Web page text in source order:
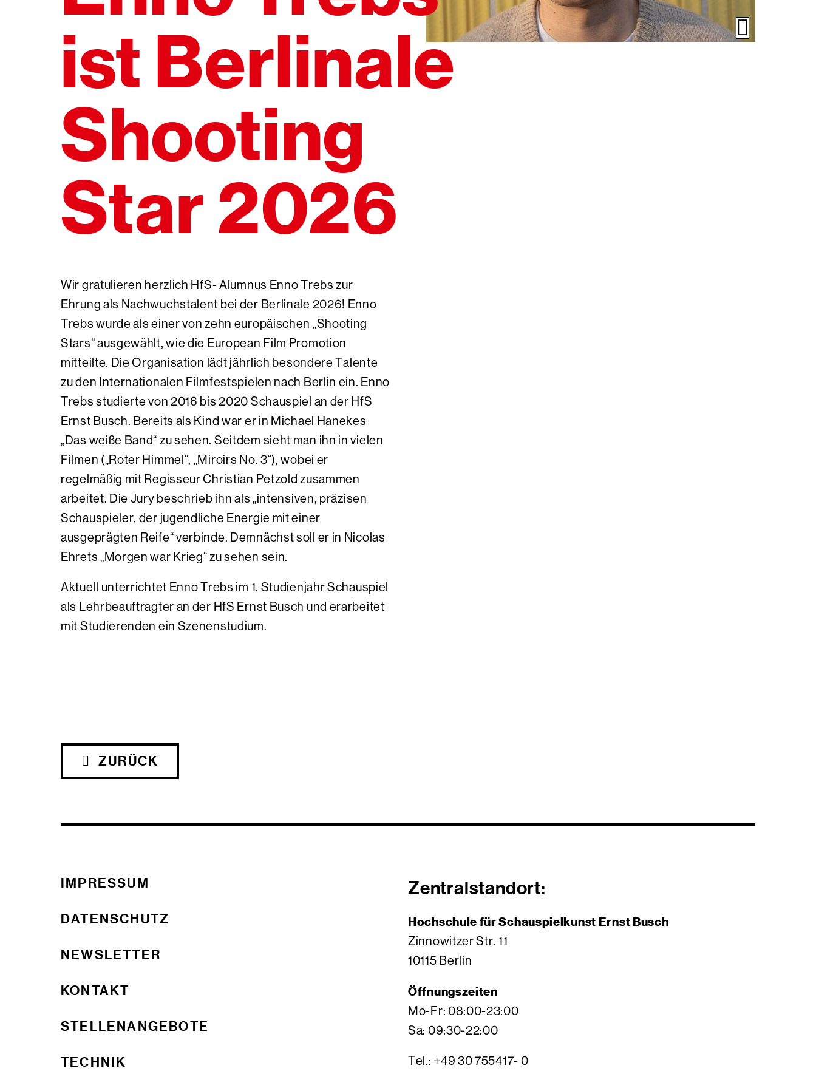
ist Berlinale
Shooting
Star 2026
Wir gratulieren herzlich HfS- Alumnus Enno Trebs zur
Ehrung als Nachwuchstalent bei der Berlinale 2026! Enno
Trebs wurde als einer von zehn europäischen „Shooting
Stars“ ausgewählt, wie die European Film Promotion
mitteilte. Die Organisation lädt jährlich besondere Talente
zu den Internationalen Filmfestspielen nach Berlin ein. Enno
Trebs studierte von 2016 bis 2020 Schauspiel an der HfS
Ernst Busch. Bereits als Kind war er in Michael Hanekes
„Das weiße Band“ zu sehen. Seitdem sieht man ihn in vielen
Filmen („Roter Himmel“, „Miroirs No. 3“), wobei er
regelmäßig mit Regisseur Christian Petzold zusammen
arbeitet. Die Jury beschrieb ihn als „intensiven, präzisen
Schauspieler, der jugendliche Energie mit einer
ausgeprägten Reife“ verbinde. Demnächst soll er in Nicolas
Ehrets „Morgen war Krieg“ zu sehen sein.
Aktuell unterrichtet Enno Trebs im 1. Studienjahr Schauspiel
als Lehrbeauftragter an der HfS Ernst Busch und erarbeitet
mit Studierenden ein Szenenstudium.
ZURÜCK
IMPRESSUM
DATENSCHUTZ
NEWSLETTER
KONTAKT
STELLENANGEBOTE
TECHNIK
Zentralstandort:
Hochschule für Schauspielkunst Ernst Busch
Zinnowitzer Str. 11
10115 Berlin
Öffnungszeiten
Mo-Fr: 08:00-23:00
Sa: 09:30-22:00
Tel.: +49 30 755417- 0